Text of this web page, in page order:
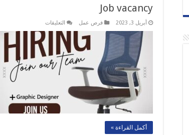
Job vacancy
أبريل 3, 2023 فرص عمل التعليقات
vacancy
مغلقة
أكمل القراءة »